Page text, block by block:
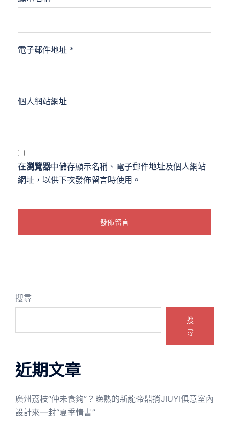
電子郵件地址 *
個人網站網址
在瀏覽器中儲存顯示名稱、電子郵件地址及個人網站
網址，以供下次發佈留言時使用。
搜尋
搜
尋
近期文章
廣州荔枝“仲未食夠”？晚熟的新龍帝鼎捎JIUYI俱意室內
設計來一封“夏季情書”